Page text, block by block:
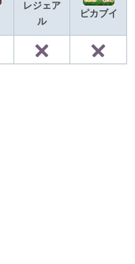
レジェア
ル
ピカブイ